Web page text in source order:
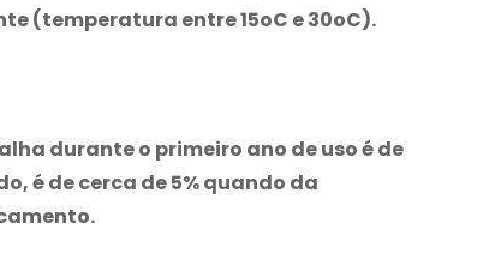
(temperatura entre 15oC e 30oC).
durante o primeiro ano de uso é de
é de cerca de 5% quando da